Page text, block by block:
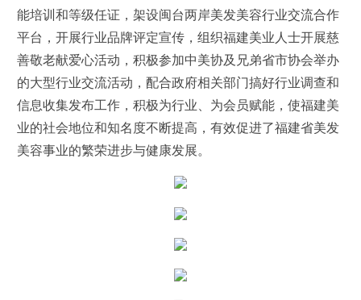
能培训和等级任证，架设闽台两岸美发美容行业交流合作
平台，开展行业品牌评定宣传，组织福建美业人士开展慈
善敬老献爱心活动，积极参加中美协及兄弟省市协会举办
的大型行业交流活动，配合政府相关部门搞好行业调查和
信息收集发布工作，积极为行业、为会员赋能，使福建美
业的社会地位和知名度不断提高，有效促进了福建省美发
美容事业的繁荣进步与健康发展。